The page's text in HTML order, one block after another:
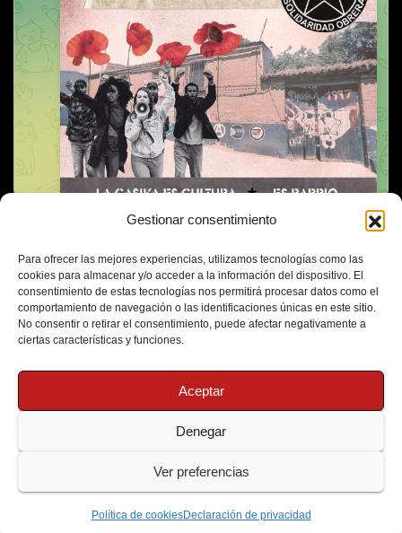
Gestionar consentimiento
Para ofrecer las mejores experiencias, utilizamos tecnologías como las
cookies para almacenar y/o acceder a la información del dispositivo. El
consentimiento de estas tecnologías nos permitirá procesar datos como el
comportamiento de navegación o las identificaciones únicas en este sitio.
No consentir o retirar el consentimiento, puede afectar negativamente a
ciertas características y funciones.
Aceptar
Denegar
Ver preferencias
Política de cookiesDeclaración de privacidad